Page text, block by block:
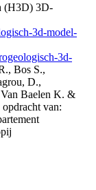
(H3D) 3D-
3d-model-
3d-
Bos S.,
D.,
Baelen K. &
van: